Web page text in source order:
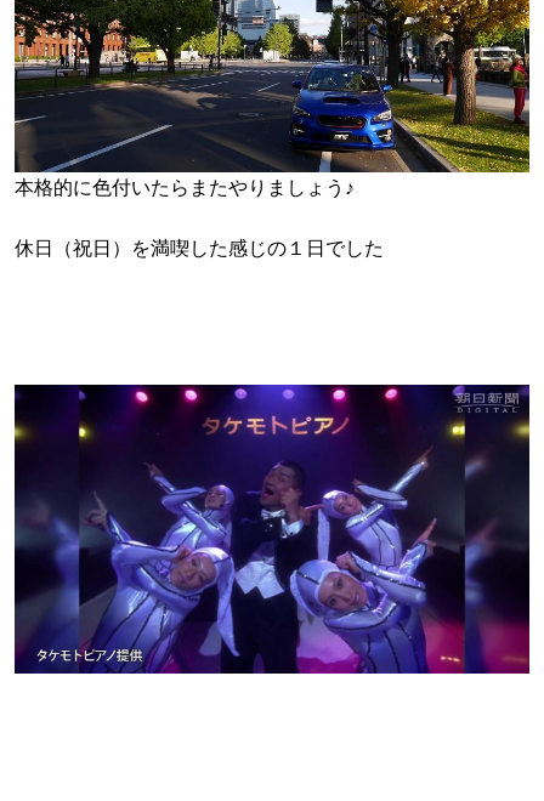
本格的に色付いたらまたやりましょう♪
休日（祝日）を満喫した感じの１日でした